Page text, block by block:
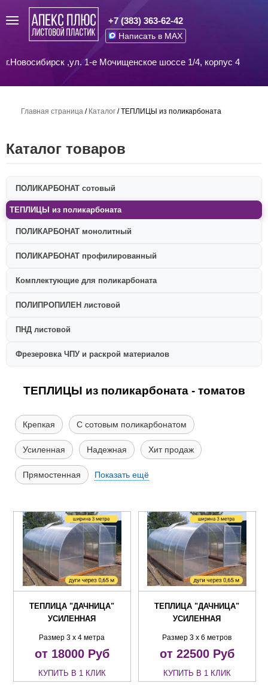
+7 (383) 363-62-42
Написать в MAX
г.Новосибирск ,ул. 1-е Мочищенское шоссе 1/4, корпус 4
Главная страница / Каталог /ТЕПЛИЦЫ из поликарбоната
Каталог товаров
ПОЛИКАРБОНАТ сотовый
ТЕПЛИЦЫ из поликарбоната
ПОЛИКАРБОНАТ монолитный
ПОЛИКАРБОНАТ профилированный
Комплектующие для поликарбоната
ПОЛИПРОПИЛЕН листовой
ПНД листовой
Фрезеровка ЧПУ и раскрой материалов
ТЕПЛИЦЫ из поликарбоната - томатов
Крепкая С сотовым поликарбонатом
Усиленная Надежная Хит продаж
Прямостенная Показать ещё
ТЕПЛИЦА "ДАЧНИЦА"
УСИЛЕННАЯ
Размер 3 х 4 метра
от 18000Руб
КУПИТЬ В 1 КЛИК
ТЕПЛИЦА "ДАЧНИЦА"
УСИЛЕННАЯ
Размер 3 х 6 метров
от 22500Руб
КУПИТЬ В 1 КЛИК